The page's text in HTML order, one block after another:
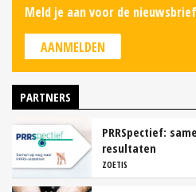
Meld je aan voor de
AANMELDEN
PARTNERS
PRRSpectief:
resultaten
ZOETIS